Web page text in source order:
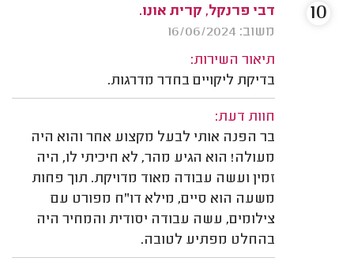
דבי פרנקל, קרית אונו.
משוב: 16/06/2024
תיאור השירות:
בדיקת ליקויים בחדר מדרגות.
חוות דעת:
בר הפנה אותי לבעל מקצוע אחר והוא היה
מעולה! הוא הגיע מהר, לא חיכיתי לו, היה
זמין ועשה עבודה מאוד מדויקת. תוך פחות
משעה הוא סיים, מילא דו"ח מפורט עם
צילומים, עשה עבודה יסודית והמחיר היה
בהחלט מפתיע לטובה.
10